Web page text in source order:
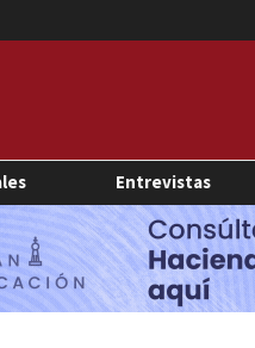
Entrevistas